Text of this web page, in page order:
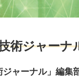
術ジャーナ
ジャーナル」編集